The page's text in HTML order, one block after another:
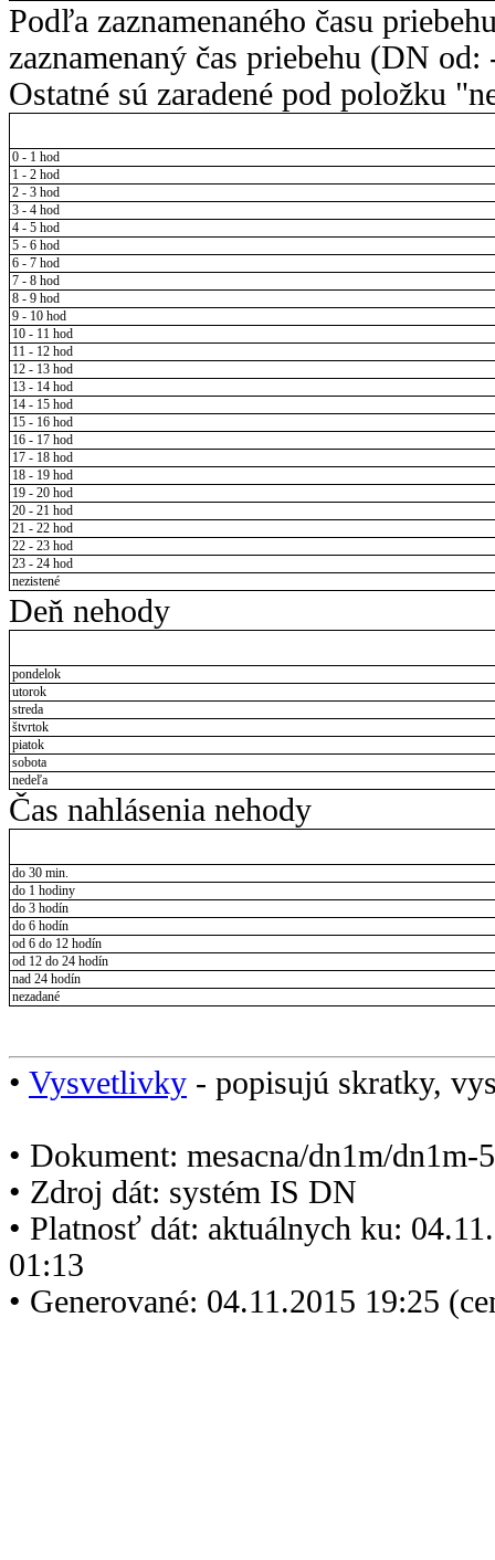
Podľa zaznamenaného času
zaznamenaný čas priebehu (DN
Ostatné sú zaradené pod položku
0 - 1 hod
1 - 2 hod
2 - 3 hod
3 - 4 hod
4 - 5 hod
5 - 6 hod
6 - 7 hod
7 - 8 hod
8 - 9 hod
9 - 10 hod
10 - 11 hod
11 - 12 hod
12 - 13 hod
13 - 14 hod
14 - 15 hod
15 - 16 hod
16 - 17 hod
17 - 18 hod
18 - 19 hod
19 - 20 hod
20 - 21 hod
21 - 22 hod
22 - 23 hod
23 - 24 hod
nezistené
Deň nehody
pondelok
utorok
streda
štvrtok
piatok
sobota
nedeľa
Čas nahlásenia nehody
do 30 min.
do 1 hodiny
do 3 hodín
do 6 hodín
od 6 do 12 hodín
od 12 do 24 hodín
nad 24 hodín
nezadané
• Vysvetlivky - popisujú skratky,
• Dokument: mesacna/dn1m/dn1m-
• Zdroj dát: systém IS DN
• Platnosť dát: aktuálnych ku:
01:13
• Generované: 04.11.2015 19:25